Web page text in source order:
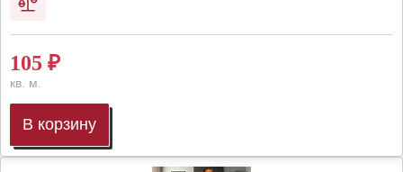
105 ₽
кв. м.
В корзину